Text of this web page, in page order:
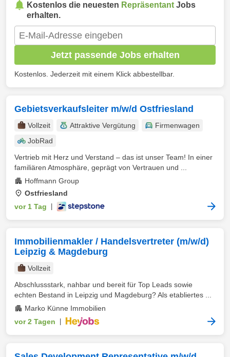
Kostenlos die neuesten Repräsentant Jobs
erhalten.
Jetzt passende Jobs erhalten
Kostenlos. Jederzeit mit einem Klick abbestellbar.
Gebietsverkaufsleiter m/w/d Ostfriesland
Vollzeit Attraktive Vergütung
Firmenwagen
JobRad
Vertrieb mit Herz und Verstand – das ist unser Team! In einer
familiären Atmosphäre, geprägt von Vertrauen und ...
Hoffmann Group
Ostfriesland
vor 1 Tag
Immobilienmakler / Handelsvertreter (m/w/d)
Leipzig & Magdeburg
Vollzeit
Abschlussstark, nahbar und bereit für Top Leads sowie
echten Bestand in Leipzig und Magdeburg? Als etabliertes ...
Marko Künne Immobilien
vor 2 Tagen